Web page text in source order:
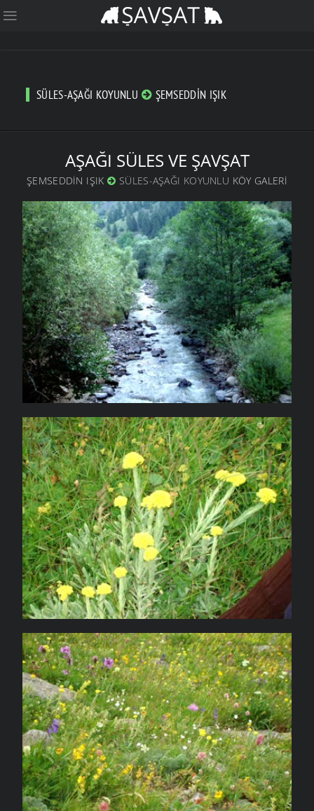
SÜLES-AŞAĞI KOYUNLU ŞEMSEDDIN IŞIK
AŞAĞI SÜLES VE ŞAVŞAT
ŞEMSEDDIN IŞIK SÜLES-AŞAĞI KOYUNLU KÖY GALERI